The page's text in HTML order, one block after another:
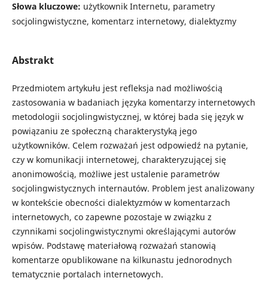
Słowa kluczowe: użytkownik Internetu, parametry
socjolingwistyczne, komentarz internetowy, dialektyzmy
Abstrakt
Przedmiotem artykułu jest refleksja nad możliwością
zastosowania w badaniach języka komentarzy internetowych
metodologii socjolingwistycznej, w której bada się język w
powiązaniu ze społeczną charakterystyką jego
użytkowników. Celem rozważań jest odpowiedź na pytanie,
czy w komunikacji internetowej, charakteryzującej się
anonimowością, możliwe jest ustalenie parametrów
socjolingwistycznych internautów. Problem jest analizowany
w kontekście obecności dialektyzmów w komentarzach
internetowych, co zapewne pozostaje w związku z
czynnikami socjolingwistycznymi określającymi autorów
wpisów. Podstawę materiałową rozważań stanowią
komentarze opublikowane na kilkunastu jednorodnych
tematycznie portalach internetowych.